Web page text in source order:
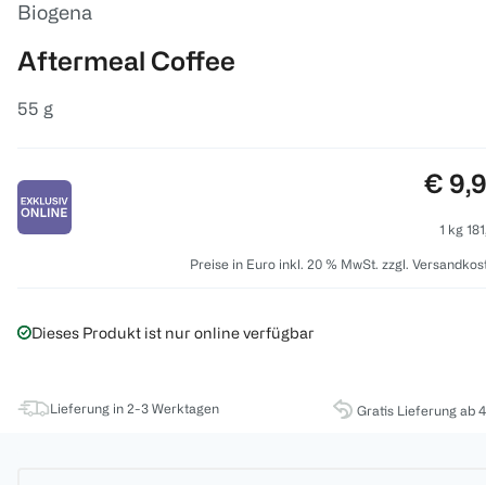
Biogena
Aftermeal Coffee
55 g
€
1 kg
Preise in Euro inkl. 20 % MwSt. zzgl.
Dieses Produkt ist nur online verfügbar
Lieferung in 2-3 Werktagen Gratis Lieferung ab